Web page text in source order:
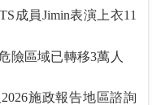
險區域已轉移3萬人
施政報告地區諮詢